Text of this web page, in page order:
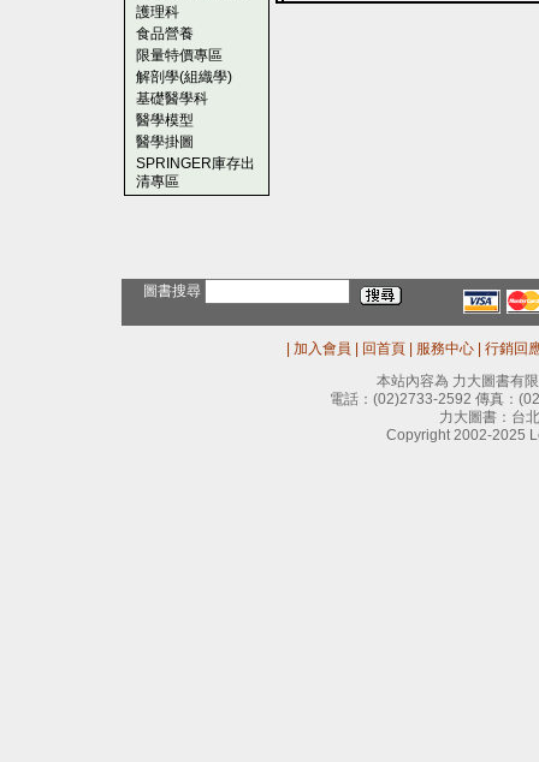
護理科
食品營養
限量特價專區
解剖學(組織學)
基礎醫學科
醫學模型
醫學掛圖
SPRINGER庫存出
清專區
圖書搜尋
加入會員 回首頁 服務中心
行銷回
本站內容為 力大圖書有
電話： (02)2733-2592 傳真：
力大圖書：台
Copyright 2002-2025